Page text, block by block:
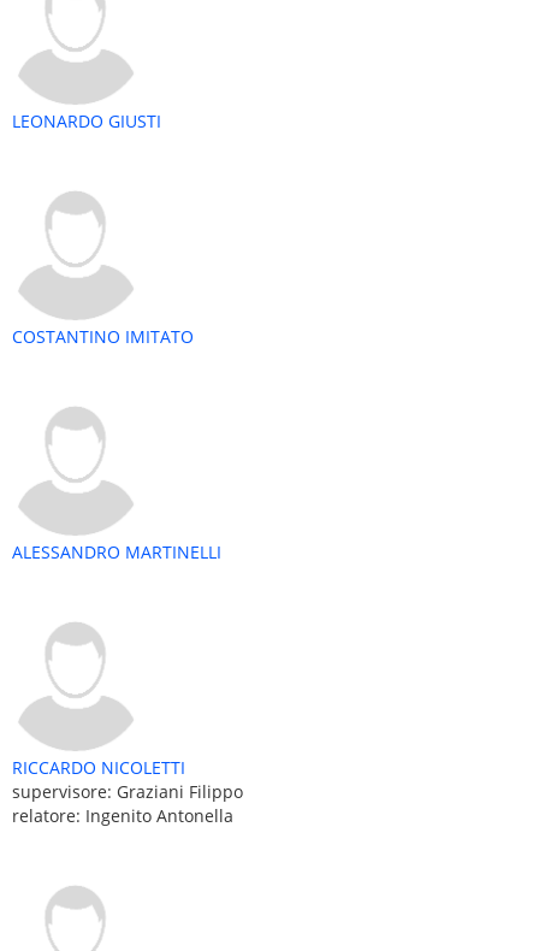
LEONARDO GIUSTI
COSTANTINO IMITATO
ALESSANDRO MARTINELLI
RICCARDO NICOLETTI
supervisore: Graziani Filippo
relatore: Ingenito Antonella